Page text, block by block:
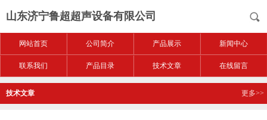
山东济宁鲁超超声设备有限公司
网站首页 公司简介 产品展示 新闻中心
联系我们 产品目录 技术文章 在线留言
技术文章 更多>>